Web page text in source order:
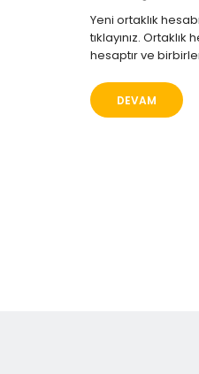
Yeni ortaklık
tıklayınız.
hesaptır ve
DEVAM